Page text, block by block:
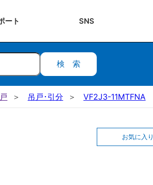
ート SNS
検索
吊戸･引分 VF2J3-11MTFNA
お気に入り